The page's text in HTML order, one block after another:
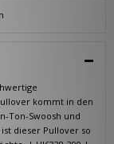
kommt in den
Ton-Swoosh und
dieser Pullover so